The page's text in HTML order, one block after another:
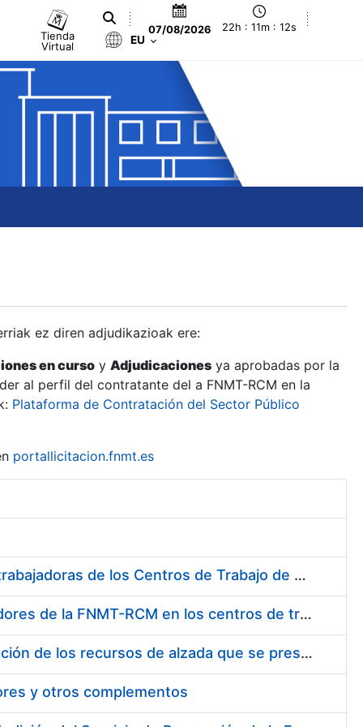
Tienda
Virtual
07/08/2026 22h : 11m : 12s
EU
ez diren adjudikazioak ere:
en curso y Adjudicaciones ya aprobadas por la
al perfil del contratante del a FNMT-RCM en la
Plataforma de Contratación del Sector Público
portallicitacion.fnmt.es
Suministro de Protectores Auditivos a medida para las personas trabajadoras de los Centros de Trabajo de Madrid y Burgos
Suministro de gafas graduadas antiproyecciones para los trabajadores de la FNMT-RCM en los centros de trabajo de Madrid y Burgos
Servicios de una empresa externa para el asesoramiento y resolución de los recursos de alzada que se presentan relacionados con procesos de selección para la FNMT-RCM
y otros complementos